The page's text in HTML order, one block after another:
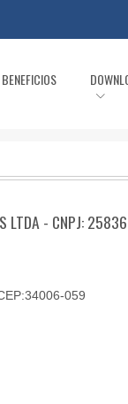
LTDA - CNPJ:
059